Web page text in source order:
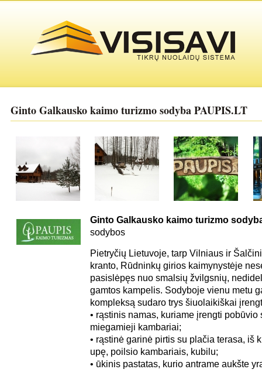
Ginto Galkausko kaimo turizmo sodyba PAUPIS.LT
Ginto Galkausko kaimo turizmo
sodybos
Pietryčių Lietuvoje, tarp Vilniaus ir
kranto, Rūdninkų girios kaimynystėje
pasislėpęs nuo smalsių žvilgsnių,
gamtos kampelis. Sodyboje vienu metu
kompleksą sudaro trys šiuolaikiškai
• rąstinis namas, kuriame įrengti
miegamieji kambariai;
• rąstinė garinė pirtis su plačia terasa, iš
upę, poilsio kambariais, kubilu;
• ūkinis pastatas, kurio antrame aukšte